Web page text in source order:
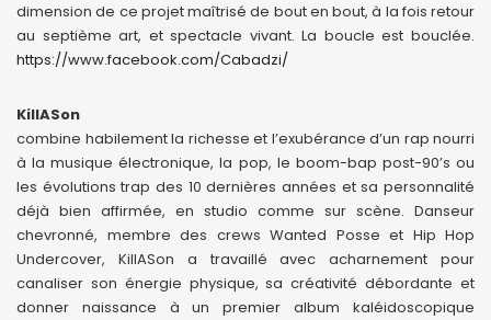
dimension de ce projet maîtrisé de bout en bout, à la fois retour
au septième art, et spectacle vivant. La boucle est bouclée.
https://www.facebook.com/Cabadzi/
KillASon
combine habilement la richesse et l’exubérance d’un rap nourri
à la musique électronique, la pop, le boom-bap post-90’s ou
les évolutions trap des 10 dernières années et sa personnalité
déjà bien affirmée, en studio comme sur scène. Danseur
chevronné, membre des crews Wanted Posse et Hip Hop
Undercover, KillASon a travaillé avec acharnement pour
canaliser son énergie physique, sa créativité débordante et
donner naissance à un premier album kaléidoscopique